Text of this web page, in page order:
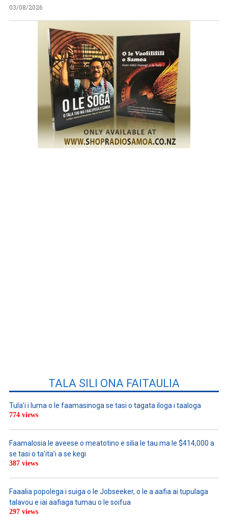
03/08/2026
TALA SILI ONA FAITAULIA
Tula’i i luma o le faamasinoga se tasi o tagata iloga i taaloga
774 views
Faamalosia le aveese o meatotino e silia le tau ma le $414,000 a
se tasi o ta’ita’i a se kegi
387 views
Faaalia popolega i suiga o le Jobseeker, o le a aafia ai tupulaga
talavou e iai aafiaga tumau o le soifua
297 views